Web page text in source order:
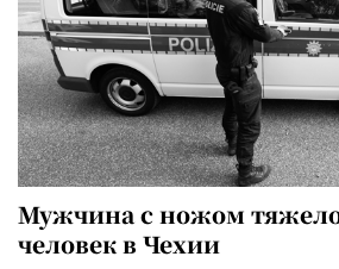
Мужчина с ножом
человек в Чехии